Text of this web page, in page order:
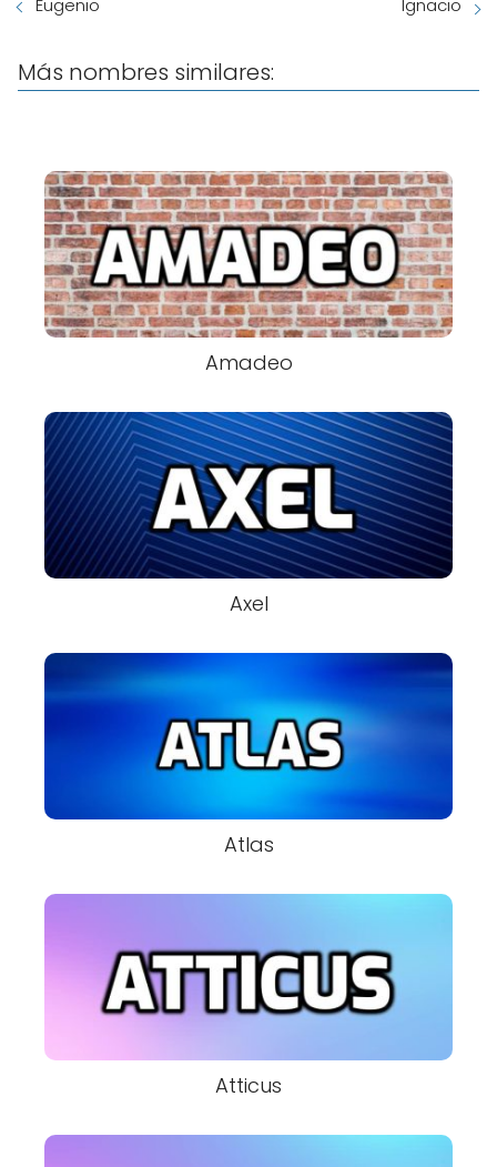
Eugenio Ignacio
Más nombres similares:
Amadeo
Axel
Atlas
Atticus